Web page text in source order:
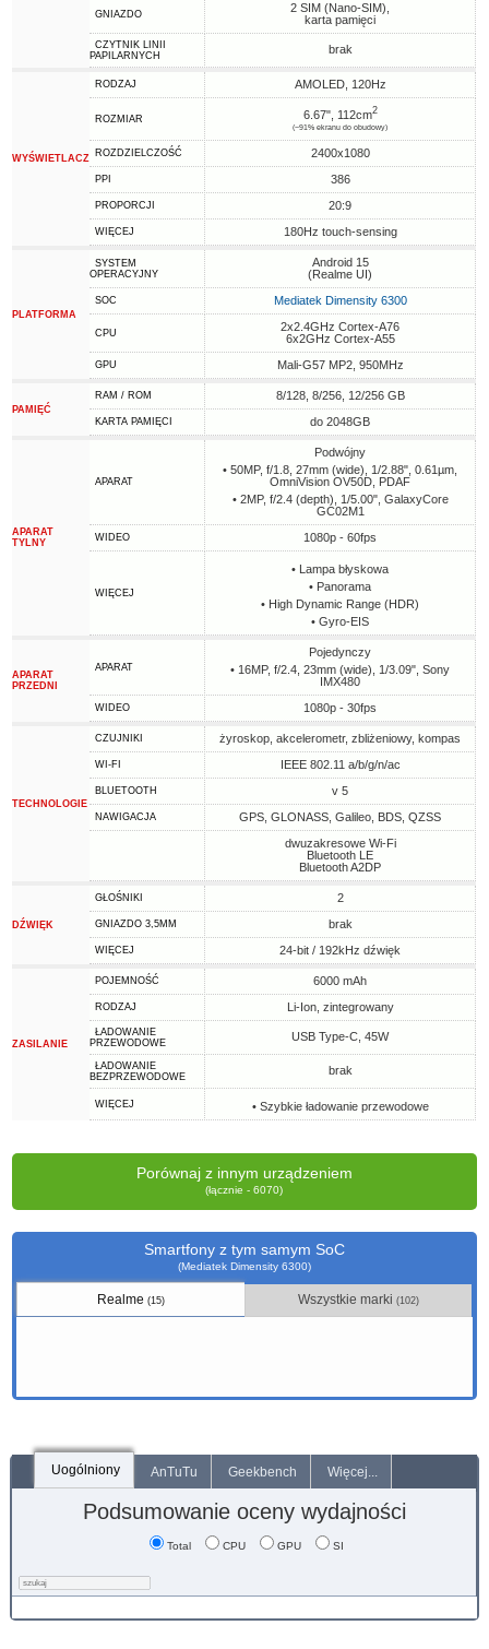
GNIAZDO
2 SIM (Nano-SIM),
karta pamięci
CZYTNIK LINII
PAPILARNYCH
brak
WYŚWIETLACZ
RODZAJ AMOLED, 120Hz
ROZMIAR 6.67", 112cm2
(~91% ekranu do obudowy)
ROZDZIELCZOŚĆ 2400x1080
PPI 386
PROPORCJI 20:9
WIĘCEJ 180Hz touch-sensing
PLATFORMA
SYSTEM
OPERACYJNY
Android 15
(Realme UI)
SOC Mediatek Dimensity 6300
CPU
2x2.4GHz Cortex-A76
6x2GHz Cortex-A55
GPU Mali-G57 MP2, 950MHz
PAMIĘĆ
RAM / ROM 8/128, 8/256, 12/256 GB
KARTA PAMIĘCI do 2048GB
APARAT
TYLNY
APARAT
Podwójny
• 50MP, f/1.8, 27mm (wide), 1/2.88", 0.61µm,
OmniVision OV50D, PDAF
• 2MP, f/2.4 (depth), 1/5.00", GalaxyCore
GC02M1
WIDEO 1080p - 60fps
WIĘCEJ
• Lampa błyskowa
• Panorama
• High Dynamic Range (HDR)
• Gyro-EIS
APARAT
PRZEDNI
APARAT
Pojedynczy
• 16MP, f/2.4, 23mm (wide), 1/3.09", Sony
IMX480
WIDEO 1080p - 30fps
TECHNOLOGIE
CZUJNIKI żyroskop, akcelerometr, zbliżeniowy, kompas
WI-FI IEEE 802.11 a/b/g/n/ac
BLUETOOTH v 5
NAWIGACJA
GPS, GLONASS, Galileo, BDS, QZSS
dwuzakresowe Wi-Fi
Bluetooth LE
Bluetooth A2DP
DŹWIĘK
GŁOŚNIKI 2
GNIAZDO 3,5MM brak
WIĘCEJ 24-bit / 192kHz dźwięk
ZASILANIE
POJEMNOŚĆ 6000 mAh
RODZAJ Li-Ion, zintegrowany
ŁADOWANIE
PRZEWODOWE
USB Type-C, 45W
ŁADOWANIE
BEZPRZEWODOWE
brak
WIĘCEJ • Szybkie ładowanie przewodowe
Porównaj z innym urządzeniem
(łącznie - 6070)
Smartfony z tym samym SoC
(Mediatek Dimensity 6300)
Realme(15) Wszystkie marki(102)
Uogólniony AnTuTu Geekbench Więcej...
Podsumowanie oceny wydajności
Total CPU GPU SI